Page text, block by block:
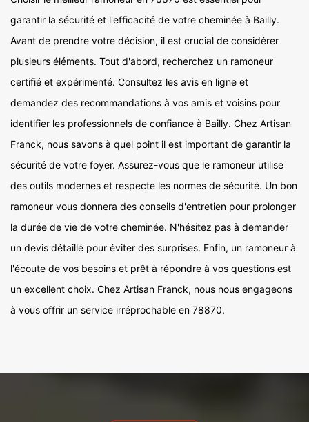
garantir la sécurité et l'efficacité de votre cheminée à Bailly.
Avant de prendre votre décision, il est crucial de considérer
plusieurs éléments. Tout d'abord, recherchez un ramoneur
certifié et expérimenté. Consultez les avis en ligne et
demandez des recommandations à vos amis et voisins pour
identifier les professionnels de confiance à Bailly. Chez Artisan
Franck, nous savons à quel point il est important de garantir la
sécurité de votre foyer. Assurez-vous que le ramoneur utilise
des outils modernes et respecte les normes de sécurité. Un bon
ramoneur vous donnera des conseils d'entretien pour prolonger
la durée de vie de votre cheminée. N'hésitez pas à demander
un devis détaillé pour éviter des surprises. Enfin, un ramoneur à
l'écoute de vos besoins et prêt à répondre à vos questions est
un excellent choix. Chez Artisan Franck, nous nous engageons
à vous offrir un service irréprochable en 78870.